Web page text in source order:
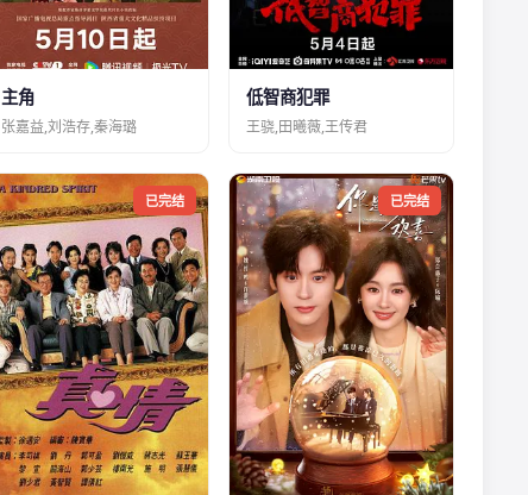
主角
张嘉益,刘浩存,秦海璐
低智商犯罪
王骁,田曦薇,王传君
已完结 已完结